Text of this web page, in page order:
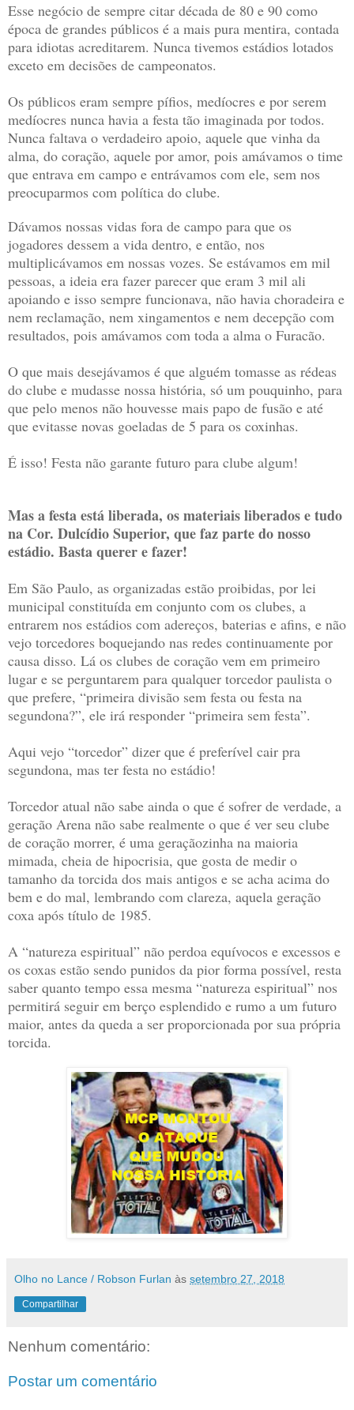
Esse negócio de sempre citar década de 80 e 90 como
época de grandes públicos é a mais pura mentira, contada
para idiotas acreditarem. Nunca tivemos estádios lotados
exceto em decisões de campeonatos.
Os públicos eram sempre pífios, medíocres e por serem
medíocres nunca havia a festa tão imaginada por todos.
Nunca faltava o verdadeiro apoio, aquele que vinha da
alma, do coração, aquele por amor, pois amávamos o time
que entrava em campo e entrávamos com ele, sem nos
preocuparmos com política do clube.
Dávamos nossas vidas fora de campo para que os
jogadores dessem a vida dentro, e então, nos
multiplicávamos em nossas vozes. Se estávamos em mil
pessoas, a ideia era fazer parecer que eram 3 mil ali
apoiando e isso sempre funcionava, não havia choradeira e
nem reclamação, nem xingamentos e nem decepção com
resultados, pois amávamos com toda a alma o Furacão.
O que mais desejávamos é que alguém tomasse as rédeas
do clube e mudasse nossa história, só um pouquinho, para
que pelo menos não houvesse mais papo de fusão e até
que evitasse novas goeladas de 5 para os coxinhas.
É isso! Festa não garante futuro para clube algum!
Mas a festa está liberada, os materiais liberados e tudo
na Cor. Dulcídio Superior, que faz parte do nosso
estádio. Basta querer e fazer!
Em São Paulo, as organizadas estão proibidas, por lei
municipal constituída em conjunto com os clubes, a
entrarem nos estádios com adereços, baterias e afins, e não
vejo torcedores boquejando nas redes continuamente por
causa disso. Lá os clubes de coração vem em primeiro
lugar e se perguntarem para qualquer torcedor paulista o
que prefere, “primeira divisão sem festa ou festa na
segundona?”, ele irá responder “primeira sem festa”.
Aqui vejo “torcedor” dizer que é preferível cair pra
segundona, mas ter festa no estádio!
Torcedor atual não sabe ainda o que é sofrer de verdade, a
geração Arena não sabe realmente o que é ver seu clube
de coração morrer, é uma geraçãozinha na maioria
mimada, cheia de hipocrisia, que gosta de medir o
tamanho da torcida dos mais antigos e se acha acima do
bem e do mal, lembrando com clareza, aquela geração
coxa após título de 1985.
A “natureza espiritual” não perdoa equívocos e excessos e
os coxas estão sendo punidos da pior forma possível, resta
saber quanto tempo essa mesma “natureza espiritual” nos
permitirá seguir em berço esplendido e rumo a um futuro
maior, antes da queda a ser proporcionada por sua própria
torcida.
Olho no Lance / Robson Furlan às setembro 27, 2018
Compartilhar
Nenhum comentário:
Postar um comentário